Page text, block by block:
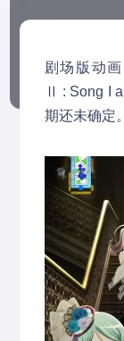
剧场版动画
Ⅱ : Song I
期还未确定。